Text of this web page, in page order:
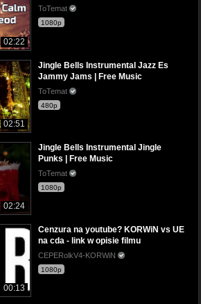
02:22
ToTemat
1080p
02:51
Jingle Bells Instrumental Jazz Es
Jammy Jams | Free Music
ToTemat
480p
02:24
Jingle Bells Instrumental Jingle
Punks | Free Music
ToTemat
1080p
00:13
Cenzura na youtube? KORWiN vs UE
na cda - link w opisie filmu
CEPERolkV4-KORWiN
1080p